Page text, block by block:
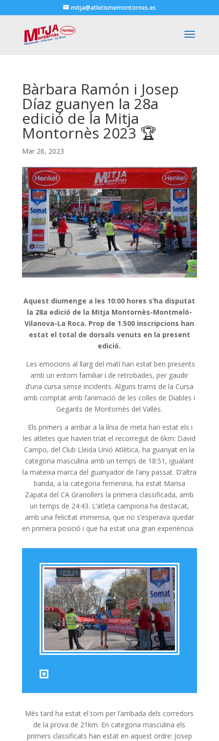
mitja@atletismemontornes.es
Bàrbara Ramón i Josep
Díaz guanyen la 28a
edició de la Mitja
Montornès 2023 🏆
Mar 26, 2023
Aquest diumenge a les 10:00 hores s’ha disputat
la 28a edició de la Mitja Montornès-Montmeló-
Vilanova-La Roca. Prop de 1.500 inscripcions han
estat el total de dorsals venuts en la present
edició.
Les emocions al llarg del matí han estat ben presents
amb un entorn familiar i de retrobades, per gaudir
d’una cursa sense incidents. Alguns trams de la Cursa
amb comptat amb l’animació de les colles de Diables i
Gegants de Montornès del Vallès.
Els primers a arribar a la línia de meta han estat els i
les atletes que havien triat el recorregut de 6km: David
Campo, del Club Lleida Unió Atlètica, ha guanyat en la
categoria masculina amb un temps de 18:51, igualant
la mateixa marca del guanyador de l’any passat. D’altra
banda, a la categoria femenina, ha estat Marisa
Zapata del CA Granollers la primera classificada, amb
un temps de 24:43. L’atleta campiona ha destacat,
amb una felicitat immensa, que no s’esperava quedar
en primera posició i que ha estat una gran experiència.
Més tard ha estat el torn per l’arribada dels corredors
de la prova de 21km. En categoria masculina els
primers classificats han estat en aquest ordre: Josep